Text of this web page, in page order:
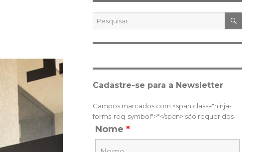
Pesquisar
por:
Cadastre-se para a Newsletter
Campos marcados com <span class="ninja-
forms-req-symbol">*</span> são requeridos
Nome *